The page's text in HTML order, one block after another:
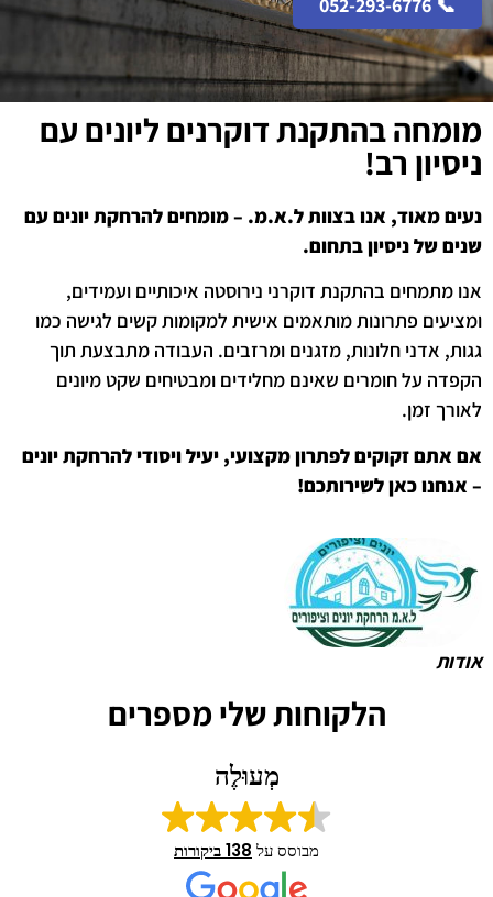
מומחה בהתקנת דוקרנים ליונים עם
ניסיון רב!
נעים מאוד, אנו בצוות ל.א.מ. – מומחים להרחקת יונים עם
שנים של ניסיון בתחום.
אנו מתמחים בהתקנת דוקרני נירוסטה איכותיים ועמידים,
ומציעים פתרונות מותאמים אישית למקומות קשים לגישה כמו
גגות, אדני חלונות, מזגנים ומרזבים. העבודה מתבצעת תוך
הקפדה על חומרים שאינם מחלידים ומבטיחים שקט מיונים
לאורך זמן.
אם אתם זקוקים לפתרון מקצועי, יעיל ויסודי להרחקת יונים
– אנחנו כאן לשירותכם!
אודות
הלקוחות שלי מספרים
מְעוּלֶה
מבוסס על 138 ביקורות